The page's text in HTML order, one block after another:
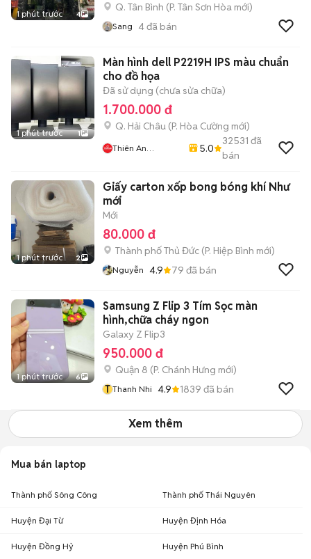
1 phút trước 4
Q. Tân Bình (P. Tân Sơn Hòa mới)
Sang 4đã bán
1 phút trước 1
Màn hình dell P2219H IPS màu chuẩn
cho đồ họa
Đã sử dụng (chưa sửa chữa)
1.700.000 đ
Q. Hải Châu (P. Hòa Cường mới)
Thiên An
5.0
32531 đã
bán
1 phút trước 2
Giấy carton xốp bong bóng khí Như
mới
Mới
80.000 đ
Thành phố Thủ Đức (P. Hiệp Bình mới)
Nguyễn 4.9 79 đã bán
1 phút trước 6
Samsung Z Flip 3 Tím Sọc màn
hình,chữa cháy ngon
Galaxy Z Flip3
950.000 đ
Quận 8 (P. Chánh Hưng mới)
T Thanh Nhi 4.9 1839 đã bán
Xem thêm
Mua bán laptop
Thành phố Sông Công Thành phố Thái Nguyên
Huyện Đại Từ Huyện Định Hóa
Huyện Đồng Hỷ Huyện Phú Bình